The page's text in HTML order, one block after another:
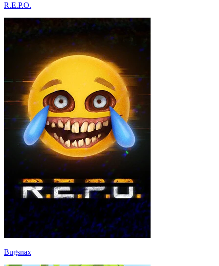
R.E.P.O.
Bugsnax